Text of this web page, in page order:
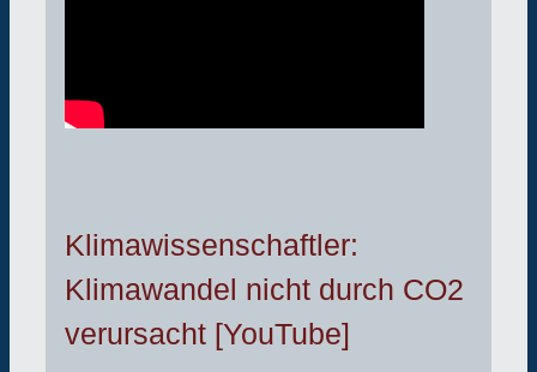
Klimawissenschaftler:
Klimawandel nicht durch CO2
verursacht [YouTube]